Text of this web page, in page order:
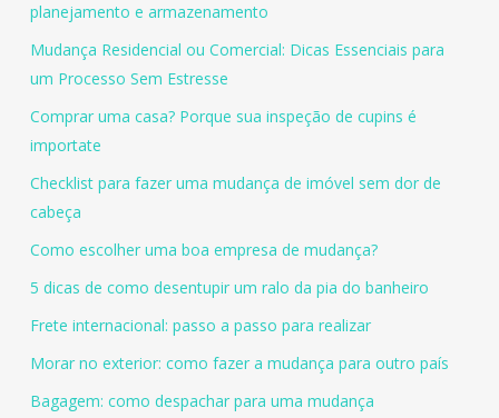
planejamento e armazenamento
Mudança Residencial ou Comercial: Dicas Essenciais para
um Processo Sem Estresse
Comprar uma casa? Porque sua inspeção de cupins é
importate
Checklist para fazer uma mudança de imóvel sem dor de
cabeça
Como escolher uma boa empresa de mudança?
5 dicas de como desentupir um ralo da pia do banheiro
Frete internacional: passo a passo para realizar
Morar no exterior: como fazer a mudança para outro país
Bagagem: como despachar para uma mudança